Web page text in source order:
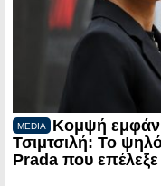
MEDIA
Κομψή
Τσιμτσιλή: Το
Prada που επέλεξε